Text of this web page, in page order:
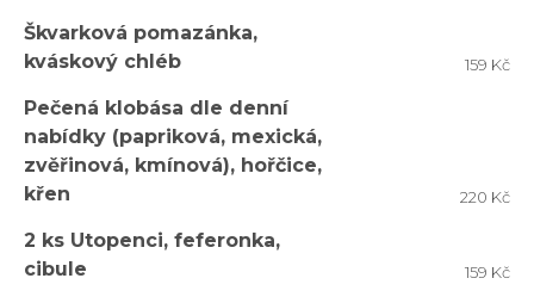
Škvarková pomazánka,
kváskový chléb
159 Kč
Pečená klobása dle denní
nabídky (papriková, mexická,
zvěřinová, kmínová), hořčice,
křen
220 Kč
2 ks Utopenci, feferonka,
cibule
159 Kč